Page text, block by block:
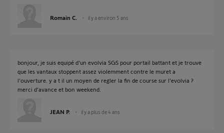
Romain C. il y a environ 5 ans
bonjour, je suis equipé d'un evolvia SGS pour portail battant et je trouve
que les vantaux stoppent assez violemment contre le muret a
l'ouverture. y a t il un moyen de regler la fin de course sur l'evolvia ?
merci d'avance et bon weekend.
JEAN P. il y a plus de 4 ans